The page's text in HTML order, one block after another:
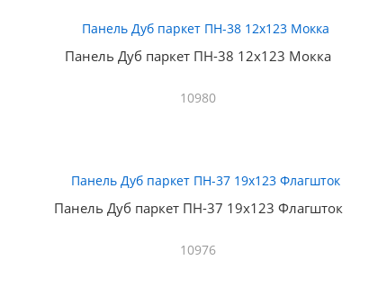
Панель Дуб паркет ПН-38 12х123 Мокка
10980
Панель Дуб паркет ПН-37 19х123 Флагшток
10976